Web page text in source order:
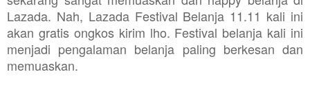
Lazada. Nah, Lazada Festival Belanja 11.11 kali ini
akan gratis ongkos kirim lho. Festival belanja kali ini
menjadi pengalaman belanja paling berkesan dan
memuaskan.